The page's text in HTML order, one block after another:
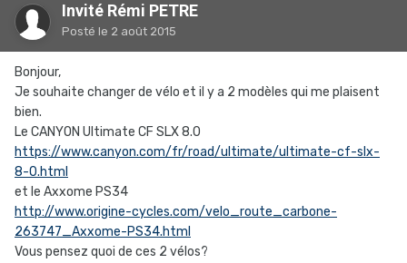
Invité Rémi PETRE
Posté le 2 août 2015
Bonjour,
Je souhaite changer de vélo et il y a 2 modèles qui me plaisent
bien.
Le CANYON Ultimate CF SLX 8.0
https://www.canyon.com/fr/road/ultimate/ultimate-cf-slx-
8-0.html
et le Axxome PS34
http://www.origine-cycles.com/velo_route_carbone-
263747_Axxome-PS34.html
Vous pensez quoi de ces 2 vélos?